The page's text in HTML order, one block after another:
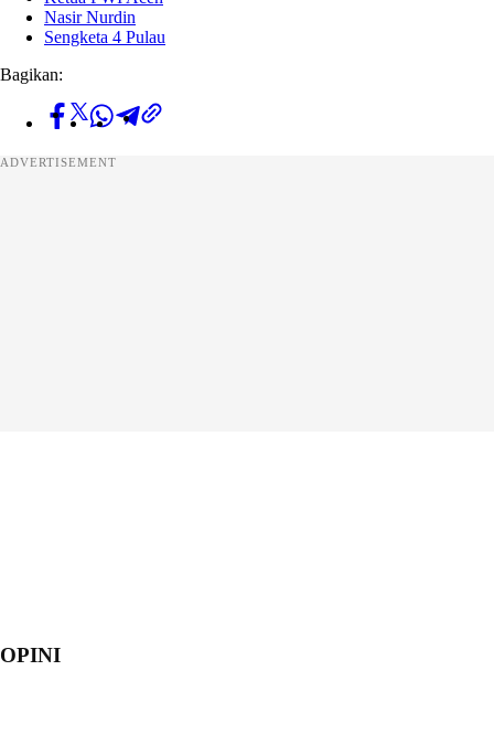
Nasir Nurdin
Sengketa 4 Pulau
Bagikan:
ADVERTISEMENT
OPINI